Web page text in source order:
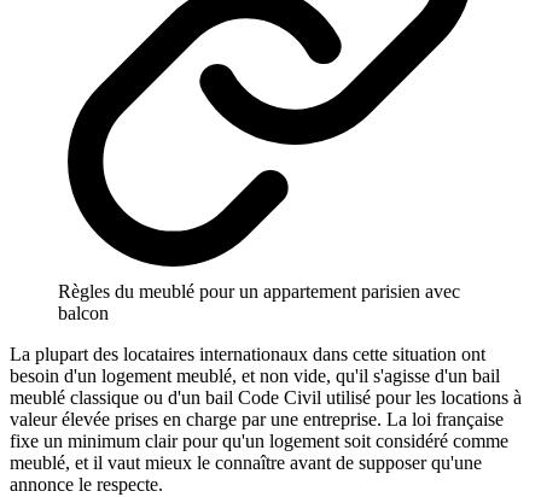
Règles du meublé pour un appartement parisien avec
balcon
La plupart des locataires internationaux dans cette situation ont
besoin d'un logement meublé, et non vide, qu'il s'agisse d'un bail
meublé classique ou d'un bail Code Civil utilisé pour les locations à
valeur élevée prises en charge par une entreprise. La loi française
fixe un minimum clair pour qu'un logement soit considéré comme
meublé, et il vaut mieux le connaître avant de supposer qu'une
annonce le respecte.